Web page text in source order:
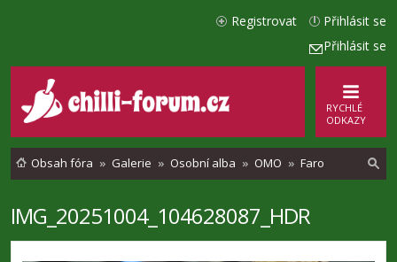
Přihlásit se
Přihlásit se
Registrovat
RYCHLÉ
ODKAZY
Obsah fóra Galerie Osobní alba OMO Faro
e
IMG_20251004_104628087_HDR